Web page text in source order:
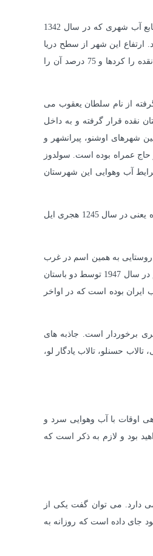
شهر نقده از لحاظ ساختمانی به دو دسته تقسیم می شود یکی قسمت قدیمی شهر که در دامنه تپه وسط شهر قرار دارد و به تپه های باشی یا کوهنه قالا معروف می باشد، منابع آب شهری که در سال 1342
این شهر از سطح دریا
1330 متر مربع است. در تقسیم بندی اجتماعی که صورت گرفته است شهرستان نقده به دو بخش کردنشین و ترک نشین دسته بندی شده است. 25 درصد از جمعیت شهرستان نقده را کردها و 75 درصد آن را
از نام سلطان یعقوب می
که در شمال شهرستان نقده قرار گرفته و به داخل
ایران و ما بین شهرهای اوشنو، پیرانشهر و
عمراه بوده است. سولدوز
آب وهوایی این شهرستان
شهر نقده در طی تاریخ محل زندگی قومیت های مختلفی بوده است از جمله مادها، آشوریها، مانناها و در نهایت کردها و مردمان آذربایجانی می باشد. در زمان حکومت فتحعلی شاه یعنی در سال 1245 هجری ایل
روستایی به همین اسم در غرب
نقده قرار دارد. در سال 1943 باستان شناسان به کاوش در این منطقه روی آوردند و در سال 1936 چند باستان شناس معروف چندین حدس مطالعاتی بر روی این تپه زده اند، باز هم در سال 1947 توسط دو باستان
پادشاهی کوچکی در شمال غرب ایران بوده است که در اواخر
برخوردار است. جاذبه های
سنگی، تالاب حسنلو، تالاب یادگار لو،
اوقات با آب وهوایی سرد و
بود و لازم به ذکر است که
دارد. می توان گفت یکی از
جای داده است که روزانه به